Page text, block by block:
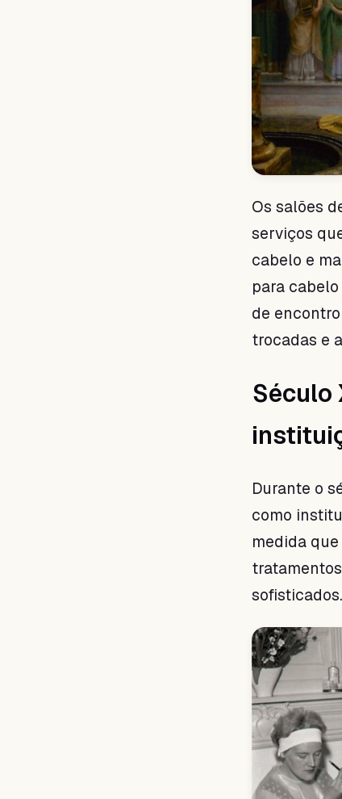
Os salões
serviços
cabelo e
para
de
trocadas e
Século
Durante o
como
medida
sofisticados.